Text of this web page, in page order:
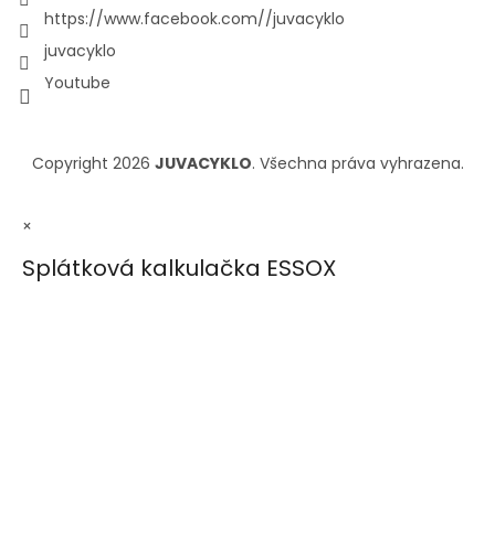
https://www.facebook.com//juvacyklo
juvacyklo
Youtube
Copyright 2026 JUVACYKLO. Všechna práva vyhrazena.
×
Splátková kalkulačka ESSOX